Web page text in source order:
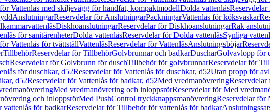
Vattenlås med skiljevägg för handfat, kompaktmodellDolda vattenlås
AnslutningarReservdelar för AnslutningarPackningarVattenlås för köksvaskar
DiskhoanslutningarReservdelar för DiskhoanslutningarRak
för sanitärenheterDolda vattenlåsReservdelar för Dolda vattenlåsSynliga
Vattenlås för tvättställVattenlåsReservdelar för VattenlåsAnslutningsböjar
TillbehörReservdelar för TillbehörGolvbrunnar och badkarDuscharGolvavlopp för
Reservdelar för Golvbrunn för duschTillbehör för golvbrunnarReservdelar för
för duschkar, d52Reservdelar för Vattenlås för duschkar, d52Utan propp för
d52Reservdelar för Vattenlås för badkar, d52Med vredmanövrering
Med vredmanövrering och inloppsrörReservdelar för Med
och inloppsrörMed PushControl tryckknappsmanövreringReservdelar för
för badkarReservdelar för Tillbehör för vattenlås för badkar